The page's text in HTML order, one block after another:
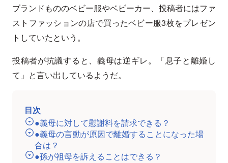
ブランドもののベビー服やベビーカー、投稿者にはファ
ストファッションの店で買ったベビー服3枚をプレゼン
トしていたという。
投稿者が抗議すると、義母は逆ギレ。「息子と離婚し
て」と言い出しているようだ。
目次
●義母に対して慰謝料を請求できる？
●義母の言動が原因で離婚することになった場
合は？
●孫が祖母を訴えることはできる？